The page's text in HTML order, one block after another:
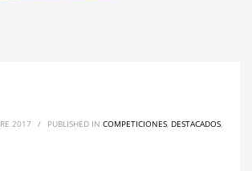
2017 / PUBLISHED IN COMPETICIONES DESTACADOS